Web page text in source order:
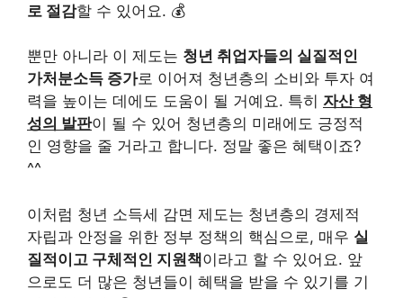
로 절감할 수 있어요. 💰
뿐만 아니라 이 제도는 청년 취업자들의 실질적인
가처분소득 증가로 이어져 청년층의 소비와 투자 여
력을 높이는 데에도 도움이 될 거예요. 특히 자산 형
성의 발판이 될 수 있어 청년층의 미래에도 긍정적
인 영향을 줄 거라고 합니다. 정말 좋은 혜택이죠?
^^
이처럼 청년 소득세 감면 제도는 청년층의 경제적
자립과 안정을 위한 정부 정책의 핵심으로, 매우 실
질적이고 구체적인 지원책이라고 할 수 있어요. 앞
으로도 더 많은 청년들이 혜택을 받을 수 있기를 기